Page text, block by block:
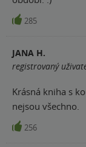
285
JANA H.
registrovaný
Krásná kniha s kouzlem
nejsou všechno.
256